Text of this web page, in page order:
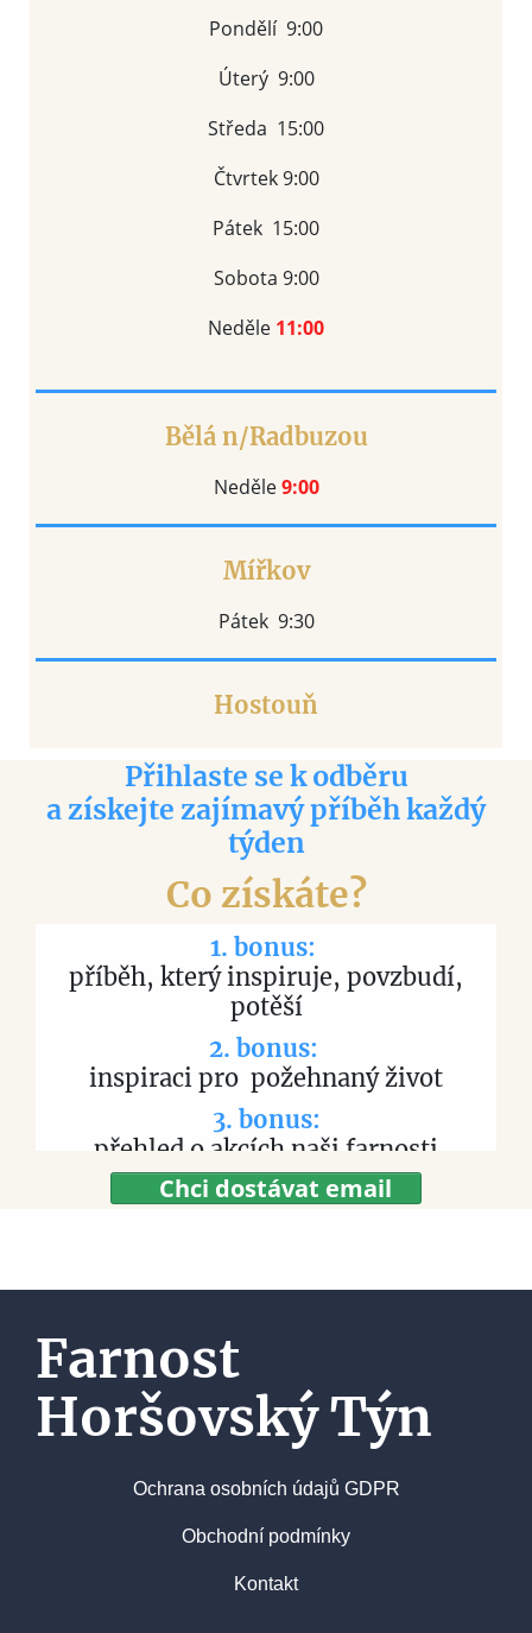
Pondělí 9:00
Úterý 9:00
Středa 15:00
Čtvrtek 9:00
Pátek 15:00
Sobota 9:00
Neděle 11:00
Bělá n/Radbuzou
Neděle9:00
Mířkov
Pátek 9:30
Hostouň
Přihlaste se k odběru
a získejte zajímavý příběh každý
týden
Co získáte?
1. bonus:
příběh, který inspiruje, povzbudí,
potěší
2. bonus:
inspiraci pro požehnaný život
3. bonus:
přehled o akcích naši farnosti
Chci dostávat email
Farnost
Horšovský Týn
Ochrana osobních údajů GDPR
Obchodní podmínky
Kontakt